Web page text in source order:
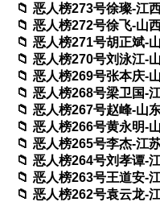
恶人榜273号徐璨-江
恶人榜272号徐飞-山
恶人榜271号胡正斌-
恶人榜270号刘泳江-
恶人榜269号张本庆-
恶人榜268号梁卫国-
恶人榜267号赵峰-山
恶人榜266号黄永明-
恶人榜265号李杰-江
恶人榜264号刘孝谭-
恶人榜263号王道安-
恶人榜262号袁云龙-